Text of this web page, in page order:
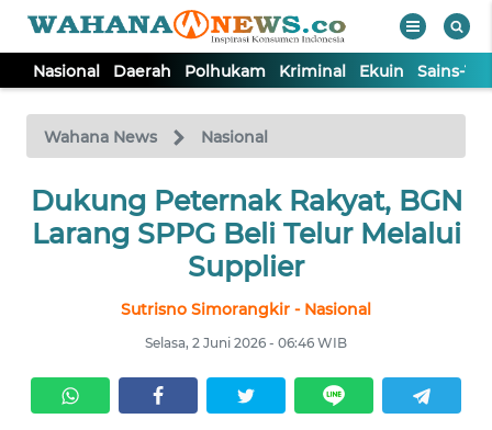
Nasional Daerah Polhukam Kriminal Ekuin Sains-
Wahana News Nasional
Dukung Peternak Rakyat, BGN
Larang SPPG Beli Telur Melalui
Supplier
Sutrisno Simorangkir - Nasional
Selasa, 2 Juni 2026 - 06:46 WIB
TV
Tutup
NASIONAL
KRIMINAL